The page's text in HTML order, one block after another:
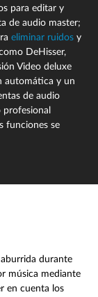
para editar y
de audio master;
eliminar ruidos y
DeHisser,
Video deluxe
automática y un
de audio
funciones se
durante
música mediante
en cuenta los